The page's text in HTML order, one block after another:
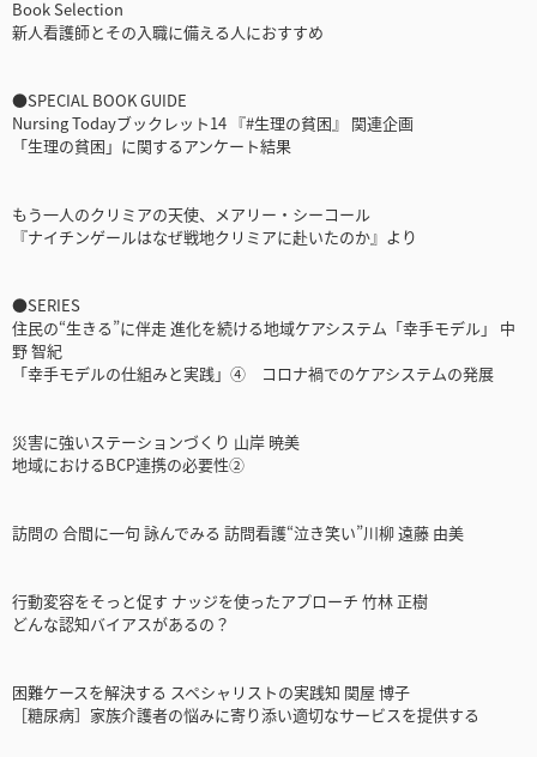
Book Selection
新人看護師とその入職に備える人におすすめ
●SPECIAL BOOK GUIDE
Nursing Todayブックレット14 『#生理の貧困』 関連企画
「生理の貧困」に関するアンケート結果
もう一人のクリミアの天使、メアリー・シーコール
『ナイチンゲールはなぜ戦地クリミアに赴いたのか』より
●SERIES
住民の“生きる”に伴走 進化を続ける地域ケアシステム「幸手モデル」 中
野 智紀
「幸手モデルの仕組みと実践」④ コロナ禍でのケアシステムの発展
災害に強いステーションづくり 山岸 暁美
地域におけるBCP連携の必要性②
訪問の 合間に一句 詠んでみる 訪問看護“泣き笑い”川柳 遠藤 由美
行動変容をそっと促す ナッジを使ったアプローチ 竹林 正樹
どんな認知バイアスがあるの？
困難ケースを解決する スペシャリストの実践知 関屋 博子
［糖尿病］家族介護者の悩みに寄り添い適切なサービスを提供する